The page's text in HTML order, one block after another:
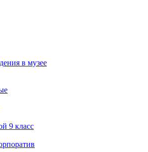
в музее
9 класс